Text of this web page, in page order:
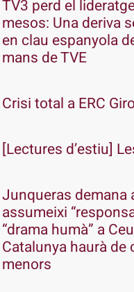
TV3 perd el
mesos: Una deriva
en clau espanyola
mans de TVE
Crisi total a ERC
[Lectures d’estiu]
Junqueras demana
assumeixi
“drama humà” a
Catalunya haurà
menors